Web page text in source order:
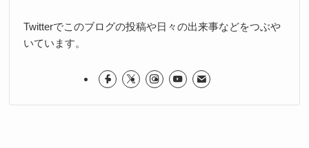
Twitterでこのブログの投稿や日々の出来事などをつぶや
いています。